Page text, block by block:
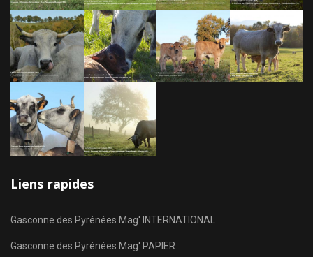
Liens rapides
Gasconne des Pyrénées Mag' INTERNATIONAL
Gasconne des Pyrénées Mag' PAPIER